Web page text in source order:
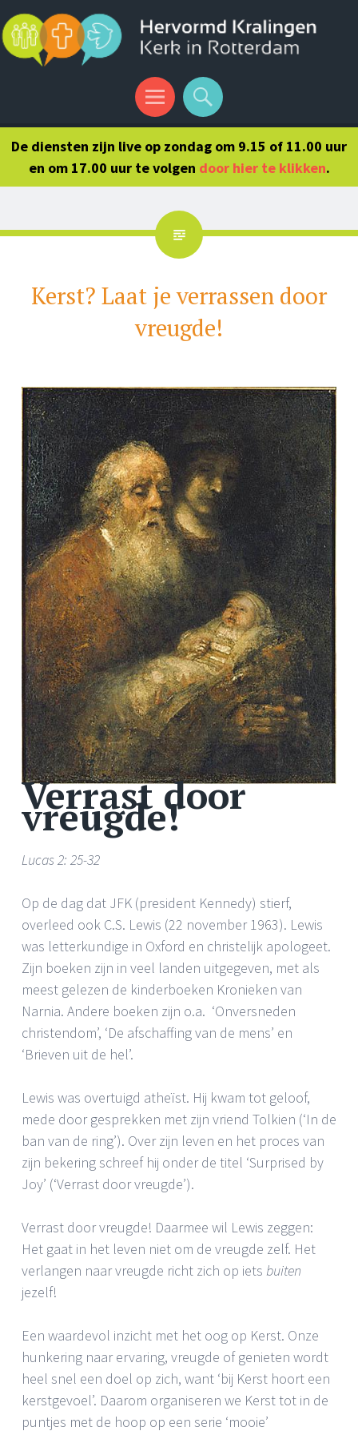
Menu
Search
De diensten zijn live op zondag om 9.15 of 11.00 uur
en om 17.00 uur te volgen door hier te klikken.
Kerst? Laat je verrassen door
vreugde!
Verrast door
vreugde!
Lucas 2: 25-32
Op de dag dat JFK (president Kennedy) stierf,
overleed ook C.S. Lewis (22 november 1963). Lewis
was letterkundige in Oxford en christelijk apologeet.
Zijn boeken zijn in veel landen uitgegeven, met als
meest gelezen de kinderboeken Kronieken van
Narnia. Andere boeken zijn o.a. ‘Onversneden
christendom’, ‘De afschaffing van de mens’ en
‘Brieven uit de hel’.
Lewis was overtuigd atheïst. Hij kwam tot geloof,
mede door gesprekken met zijn vriend Tolkien (‘In de
ban van de ring’). Over zijn leven en het proces van
zijn bekering schreef hij onder de titel ‘Surprised by
Joy’ (‘Verrast door vreugde’).
Verrast door vreugde! Daarmee wil Lewis zeggen:
Het gaat in het leven niet om de vreugde zelf. Het
verlangen naar vreugde richt zich op iets buiten
jezelf!
Een waardevol inzicht met het oog op Kerst. Onze
hunkering naar ervaring, vreugde of genieten wordt
heel snel een doel op zich, want ‘bij Kerst hoort een
kerstgevoel’. Daarom organiseren we Kerst tot in de
puntjes met de hoop op een serie ‘mooie’